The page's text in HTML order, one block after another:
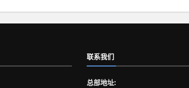
联系我们
总部地址: